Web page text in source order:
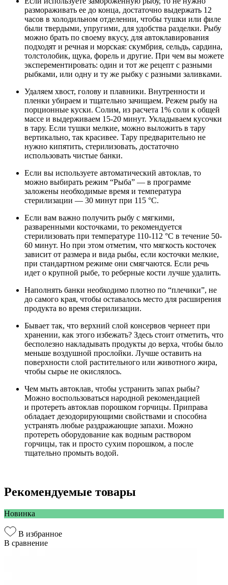
размораживать ее до конца, достаточно выдержать 12
часов в холодильном отделении, чтобы тушки или филе
были твердыми, упругими, для удобства разделки. Рыбу
можно брать по своему вкусу, для автоклавирования
подходят и речная и морская: скумбрия, сельдь, сардина,
толстолобик, щука, форель и другие. При чем вы можете
эксперементировать: один и тот же рецепт с разными
рыбками, или одну и ту же рыбку с разными заливками.
Удаляем хвост, голову и плавники. Внутренности и
пленки убираем и тщательно зачищаем. Режем рыбу на
порционные куски. Солим, из расчета 1% соли к общей
массе и выдерживаем 15-20 минут. Укладываем кусочки
в тару. Если тушки мелкие, можно выложить в тару
вертикально, так красивее. Тару предварительно не
нужно кипятить, стерилизовать, достаточно
использовать чистые банки.
Если вы используете автоматический автоклав, то
можно выбирать режим “Рыба” — в программе
заложены необходимые время и температура
стерилизации — 30 минут при 115 °С.
Если вам важно получить рыбу с мягкими,
разваренными косточками, то рекомендуется
стерилизовать при температуре 110-112 °С в течение 50-
60 минут. Но при этом отметим, что мягкость косточек
зависит от размера и вида рыбы, если косточки мелкие,
при стандартном режиме они смягчаются. Если речь
идет о крупной рыбе, то реберные кости лучше удалить.
Наполнять банки необходимо плотно по “плечики”, не
до самого края, чтобы оставалось место для расширения
продукта во время стерилизации.
Бывает так, что верхний слой консервов чернеет при
хранении, как этого избежать? Здесь стоит отметить, что
бесполезно накладывать продукты до верха, чтобы было
меньше воздушной прослойки. Лучше оставить на
поверхности слой растительного или животного жира,
чтобы сырье не окислялось.
Чем мыть автоклав, чтобы устранить запах рыбы?
Можно воспользоваться народной рекомендацией
и протереть автоклав порошком горчицы. Приправа
обладает дезодорирующими свойствами и способна
устранять любые раздражающие запахи. Можно
протереть оборудование как водным раствором
горчицы, так и просто сухим порошком, а после
тщательно промыть водой.
Рекомендуемые товары
Новинка
В избранное
В сравнение